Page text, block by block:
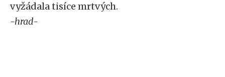
vyžádala tisíce mrtvých.
-hrad-